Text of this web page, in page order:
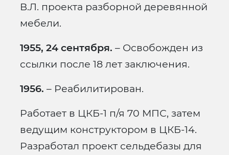
В.Л. проекта разборной деревянной
мебели.
1955, 24 сентября. – Освобожден из
ссылки после 18 лет заключения.
1956. – Реабилитирован.
Работает в ЦКБ-1 п/я 70 МПС, затем
ведущим конструктором в ЦКБ-14.
Разработал проект сельдебазы для